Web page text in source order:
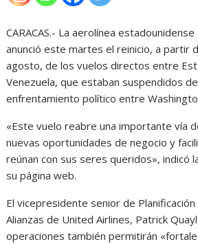
CARACAS.- La aerolínea
anunció este martes el reinicio, a partir
agosto, de los vuelos directos entre
Venezuela, que estaban suspendidos
enfrentamiento político entre
«Este vuelo reabre una importante vía
nuevas oportunidades de negocio y
reúnan con sus seres queridos», indicó
su página web.
El vicepresidente senior de
Alianzas de United Airlines, Patrick
operaciones también permitirán